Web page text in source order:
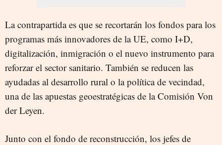
La contrapartida es que se recortarán los fondos para los
programas más innovadores de la UE, como I+D,
digitalización, inmigración o el nuevo instrumento para
reforzar el sector sanitario. También se reducen las
ayudadas al desarrollo rural o la política de vecindad,
una de las apuestas geoestratégicas de la Comisión Von
der Leyen.
Junto con el fondo de reconstrucción, los jefes de